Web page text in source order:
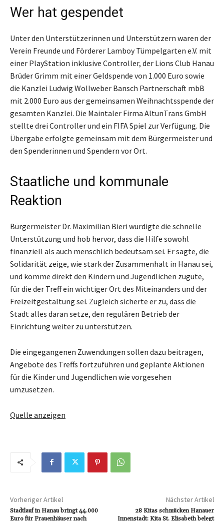
Wer hat gespendet
Unter den Unterstützerinnen und Unterstützern waren der
Verein Freunde und Förderer Lamboy Tümpelgarten e.V. mit
einer PlayStation inklusive Controller, der Lions Club Hanau
Brüder Grimm mit einer Geldspende von 1.000 Euro sowie
die Kanzlei Ludwig Wollweber Bansch Partnerschaft mbB
mit 2.000 Euro aus der gemeinsamen Weihnachtsspende der
gesamten Kanzlei. Die Maintaler Firma AltunTrans GmbH
stellte drei Controller und ein FIFA Spiel zur Verfügung. Die
Übergabe erfolgte gemeinsam mit dem Bürgermeister und
den Spenderinnen und Spendern vor Ort.
Staatliche und kommunale
Reaktion
Bürgermeister Dr. Maximilian Bieri würdigte die schnelle
Unterstützung und hob hervor, dass die Hilfe sowohl
finanziell als auch menschlich bedeutsam sei. Er sagte, die
Solidarität zeige, wie stark der Zusammenhalt in Hanau sei,
und komme direkt den Kindern und Jugendlichen zugute,
für die der Treff ein wichtiger Ort des Miteinanders und der
Freizeitgestaltung sei. Zugleich sicherte er zu, dass die
Stadt alles daran setze, den regulären Betrieb der
Einrichtung weiter zu unterstützen.
Die eingegangenen Zuwendungen sollen dazu beitragen,
Angebote des Treffs fortzuführen und geplante Aktionen
für die Kinder und Jugendlichen wie vorgesehen
umzusetzen.
Quelle anzeigen
Vorheriger Artikel
Stadtlauf in Hanau bringt 44.000
Euro für Frauenhäuser nach
Nächster Artikel
28 Kitas schmücken Hanauer
Innenstadt: Kita St. Elisabeth belegt